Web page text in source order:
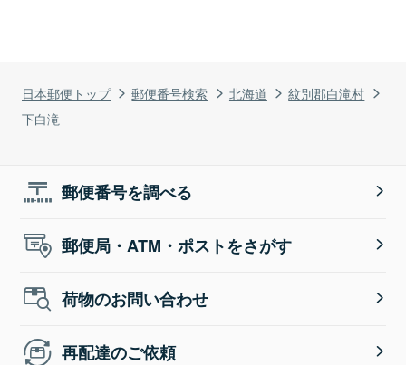
日本郵便トップ 郵便番号検索 北海道
紋別郡白滝村
下白滝
郵便番号を調べる
郵便局・ATM・ポストをさがす
荷物のお問い合わせ
再配達のご依頼